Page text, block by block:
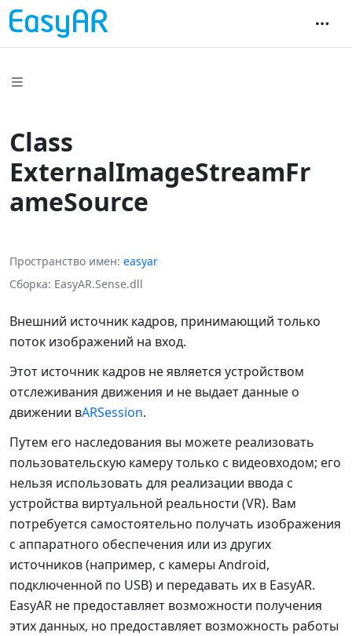
Class
ExternalImageStreamFr
ameSource
Пространство имен easyar
Сборка EasyAR.Sense.dll
Внешний источник кадров, принимающий только
поток изображений на вход.
Этот источник кадров не является устройством
отслеживания движения и не выдает данные о
движении вARSession.
Путем его наследования вы можете реализовать
пользовательскую камеру только с видеовходом; его
нельзя использовать для реализации ввода с
устройства виртуальной реальности (VR). Вам
потребуется самостоятельно получать изображения
с аппаратного обеспечения или из других
источников (например, с камеры Android,
подключенной по USB) и передавать их в EasyAR.
EasyAR не предоставляет возможности получения
этих данных, но предоставляет возможность работы